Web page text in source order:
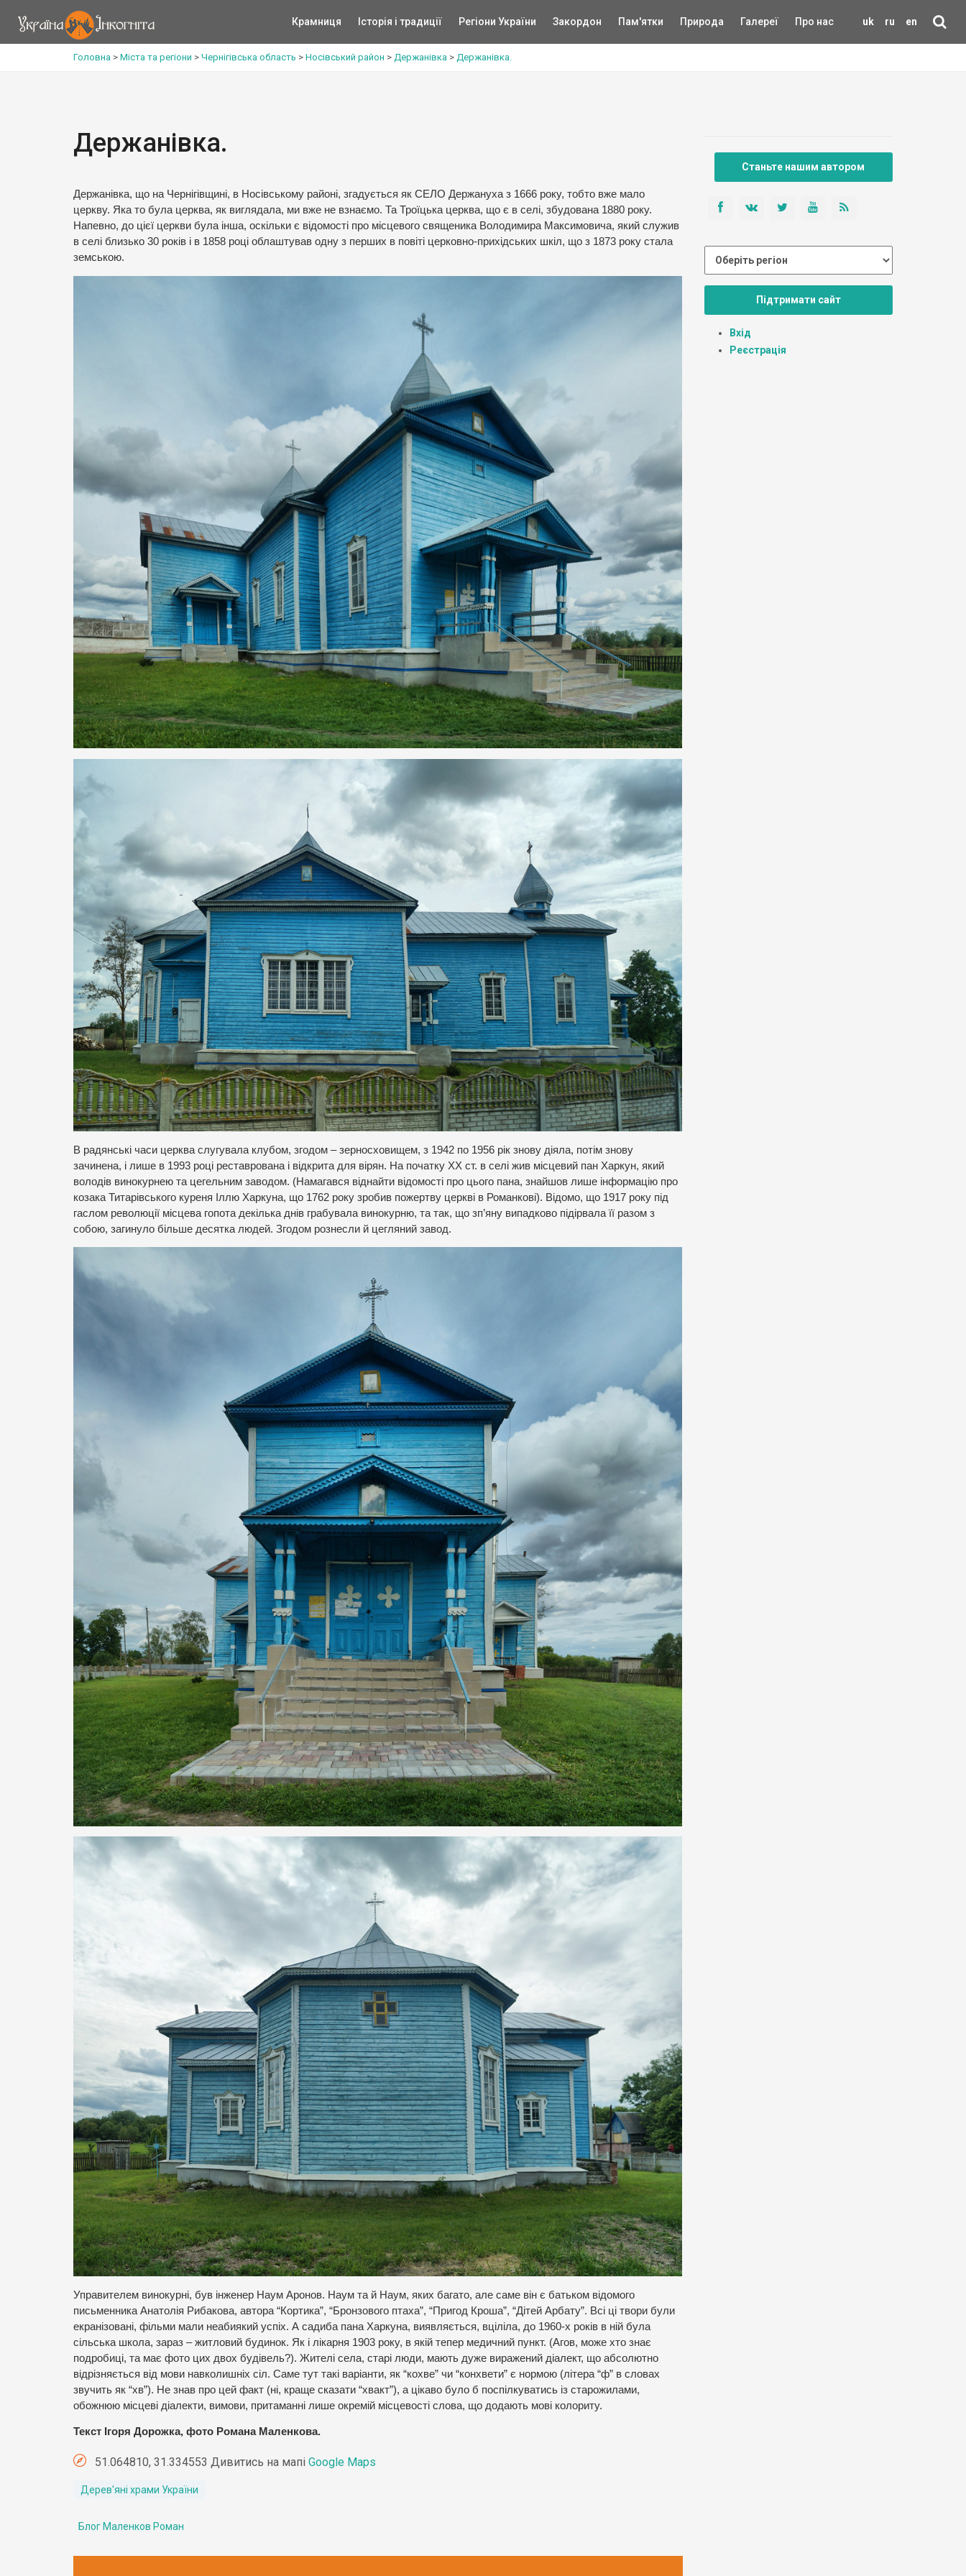
uk ru en
Крамниця Історія і традиції Регіони України Закордон Пам'ятки Природа Галереї Про нас
Головна > Міста та регіони > Чернігівська область > Носівський район > Держанівка > Держанівка.
Держанівка.
Держанівка, що на Чернігівщині, в Носівському районі, згадується як СЕЛО Держануха з 1666 року, тобто вже мало
церкву. Яка то була церква, як виглядала, ми вже не взнаємо. Та Троїцька церква, що є в селі, збудована 1880 року.
Напевно, до цієї церкви була інша, оскільки є відомості про місцевого священика Володимира Максимовича, який служив
в селі близько 30 років і в 1858 році облаштував одну з перших в повіті церковно-прихідських шкіл, що з 1873 року стала
земською.
В радянські часи церква слугувала клубом, згодом – зерносховищем, з 1942 по 1956 рік знову діяла, потім знову
зачинена, і лише в 1993 році реставрована і відкрита для вірян. На початку XX ст. в селі жив місцевий пан Харкун, який
володів винокурнею та цегельним заводом. (Намагався віднайти відомості про цього пана, знайшов лише інформацію про
козака Титарівського куреня Іллю Харкуна, що 1762 року зробив пожертву церкві в Романкові). Відомо, що 1917 року під
гаслом революції місцева гопота декілька днів грабувала винокурню, та так, що зп’яну випадково підірвала її разом з
собою, загинуло більше десятка людей. Згодом рознесли й цегляний завод.
Управителем винокурні, був інженер Наум Аронов. Наум та й Наум, яких багато, але саме він є батьком відомого
письменника Анатолія Рибакова, автора “Кортика”, “Бронзового птаха”, “Пригод Кроша”, “Дітей Арбату”. Всі ці твори були
екранізовані, фільми мали неабиякий успіх. А садиба пана Харкуна, виявляється, вціліла, до 1960-х років в ній була
сільська школа, зараз – житловий будинок. Як і лікарня 1903 року, в якій тепер медичний пункт. (Агов, може хто знає
подробиці, та має фото цих двох будівель?). Жителі села, старі люди, мають дуже виражений діалект, що абсолютно
відрізняється від мови навколишніх сіл. Саме тут такі варіанти, як “кохве” чи “конхвети” є нормою (літера “ф” в словах
звучить як “хв”). Не знав про цей факт (ні, краще сказати “хвакт”), а цікаво було б поспілкуватись із старожилами,
обожнюю місцеві діалекти, вимови, притаманні лише окремій місцевості слова, що додають мові колориту.
Текст Ігоря Дорожка, фото Романа Маленкова.
51.064810, 31.334553 Дивитись на мапі Google Maps
Дерев'яні храми України
Блог Маленков Роман
Станьте нашим автором
Підтримати сайт
Вхід
Реєстрація